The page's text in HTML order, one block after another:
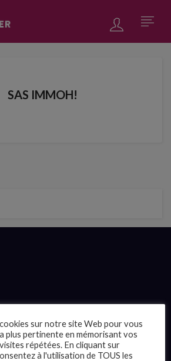
SAS IMMOH!
sur notre site Web pour vous
plus pertinente en mémorisant vos
répétées. En cliquant sur
à l'utilisation de TOUS les